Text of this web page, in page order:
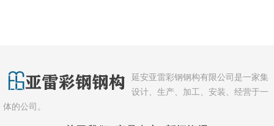
延安亚雷彩钢钢构有限公司是一家集
设计、生产、加工、安装、经营于一
体的公司。